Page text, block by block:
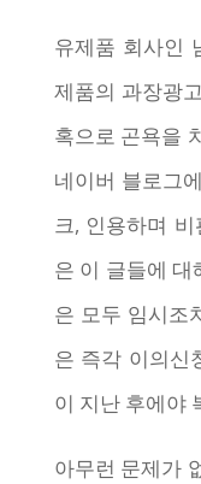
유제품 회사인
제품의 과장광
혹으로 곤욕을
네이버 블로그
크, 인용하며
은 이 글들에
은 모두 임시조
은 즉각 이의신
이 지난 후에야
아무런 문제가